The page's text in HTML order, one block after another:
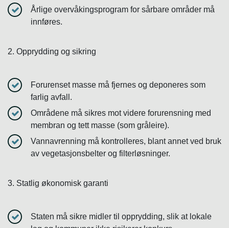
Årlige overvåkingsprogram for sårbare områder må
innføres.
2. Opprydding og sikring
Forurenset masse må fjernes og deponeres som
farlig avfall.
Områdene må sikres mot videre forurensning med
membran og tett masse (som gråleire).
Vannavrenning må kontrolleres, blant annet ved bruk
av vegetasjonsbelter og filterløsninger.
3. Statlig økonomisk garanti
Staten må sikre midler til opprydding, slik at lokale